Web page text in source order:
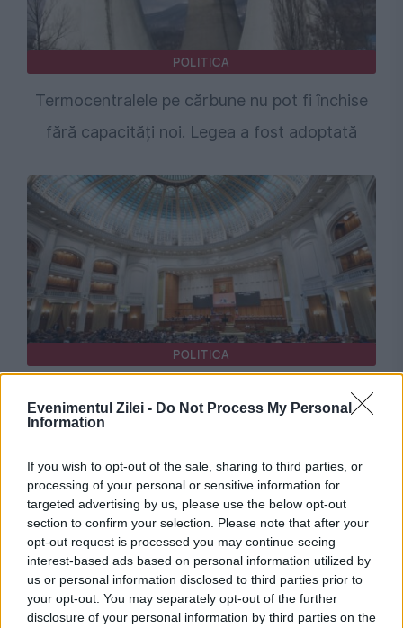
Evenimentul Zilei - Do Not Process My Personal
Information
If you wish to opt-out of the sale, sharing to third parties, or
processing of your personal or sensitive information for
targeted advertising by us, please use the below opt-out
section to confirm your selection. Please note that after your
opt-out request is processed you may continue seeing
interest-based ads based on personal information utilized by
us or personal information disclosed to third parties prior to
your opt-out. You may separately opt-out of the further
disclosure of your personal information by third parties on the
POLITICA
Termocentralele pe cărbune nu pot fi închise
fără capacități noi. Legea a fost adoptată
POLITICA
Parlamentul dezbate strategia de care depind
aproape un miliard de euro din PNRR. PSD